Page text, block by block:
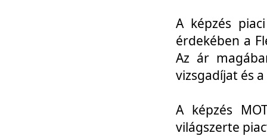
A képzés
érdekében a
Az ár
vizsgadíjat és
A képzés
világszerte